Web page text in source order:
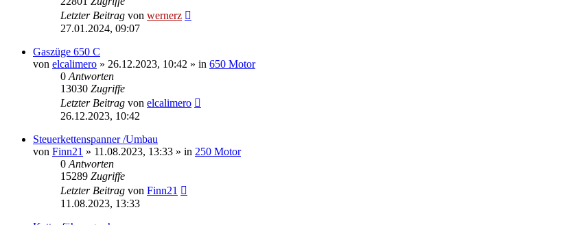
Letzter Beitrag von wernerz
27.01.2024, 09:07
Gaszüge 650 C
von elcalimero » 26.12.2023, 10:42 » in 650 Motor
0 Antworten
13030 Zugriffe
Letzter Beitrag von elcalimero
26.12.2023, 10:42
Steuerkettenspanner /Umbau
von Finn21 » 11.08.2023, 13:33 » in 250 Motor
0 Antworten
15289 Zugriffe
Letzter Beitrag von Finn21
11.08.2023, 13:33